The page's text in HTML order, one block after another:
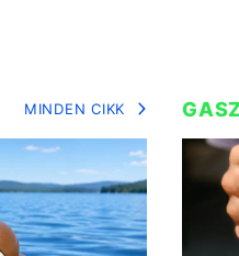
MINDEN CIKK